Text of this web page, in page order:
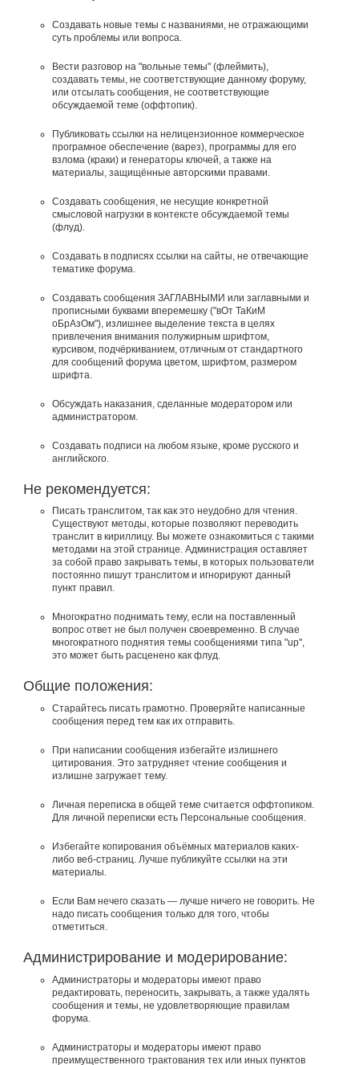
Создавать новые темы с названиями, не отражающими
суть проблемы или вопроса.
Вести разговор на "вольные темы" (флеймить),
создавать темы, не соответствующие данному форуму,
или отсылать сообщения, не соответствующие
обсуждаемой теме (оффтопик).
Публиковать ссылки на нелицензионное коммерческое
програмное обеспечение (варез), программы для его
взлома (краки) и генераторы ключей, а также на
материалы, защищённые авторскими правами.
Создавать сообщения, не несущие конкретной
смысловой нагрузки в контексте обсуждаемой темы
(флуд).
Создавать в подписях ссылки на сайты, не отвечающие
тематике форума.
Cоздавать сообщения ЗАГЛАВНЫМИ или заглавными и
прописными буквами вперемешку ("вОт ТаКиМ
оБрАзОм"), излишнее выделение текста в целях
привлечения внимания полужирным шрифтом,
курсивом, подчёркиванием, отличным от стандартного
для сообщений форума цветом, шрифтом, размером
шрифта.
Обсуждать наказания, сделанные модератором или
администратором.
Создавать подписи на любом языке, кроме русского и
английского.
Не рекомендуется:
Писать транслитом, так как это неудобно для чтения.
Существуют методы, которые позволяют переводить
транслит в кириллицу. Вы можете ознакомиться с такими
методами на этой странице. Администрация оставляет
за собой право закрывать темы, в которых пользователи
постоянно пишут транслитом и игнорируют данный
пункт правил.
Многократно поднимать тему, если на поставленный
вопрос ответ не был получен своевременно. В случае
многократного поднятия темы сообщениями типа "up",
это может быть расценено как флуд.
Общие положения:
Старайтесь писать грамотно. Проверяйте написанные
сообщения перед тем как их отправить.
При написании сообщения избегайте излишнего
цитирования. Это затрудняет чтение сообщения и
излишне загружает тему.
Личная переписка в общей теме считается оффтопиком.
Для личной переписки есть Персональные сообщения.
Избегайте копирования объёмных материалов каких-
либо веб-страниц. Лучше публикуйте ссылки на эти
материалы.
Если Вам нечего сказать — лучше ничего не говорить. Не
надо писать сообщения только для того, чтобы
отметиться.
Администрирование и модерирование:
Администраторы и модераторы имеют право
редактировать, переносить, закрывать, а также удалять
сообщения и темы, не удовлетворяющие правилам
форума.
Администраторы и модераторы имеют право
преимущественного трактования тех или иных пунктов